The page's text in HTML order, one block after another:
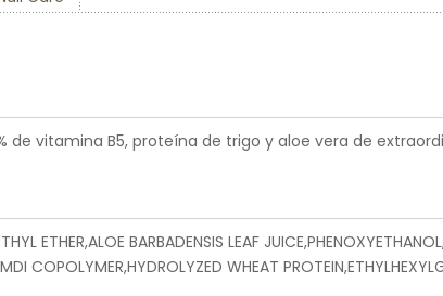
de vitamina B5, proteína de trigo y aloe vera de
ETHER,ALOE BARBADENSIS LEAF
COPOLYMER,HYDROLYZED WHEAT